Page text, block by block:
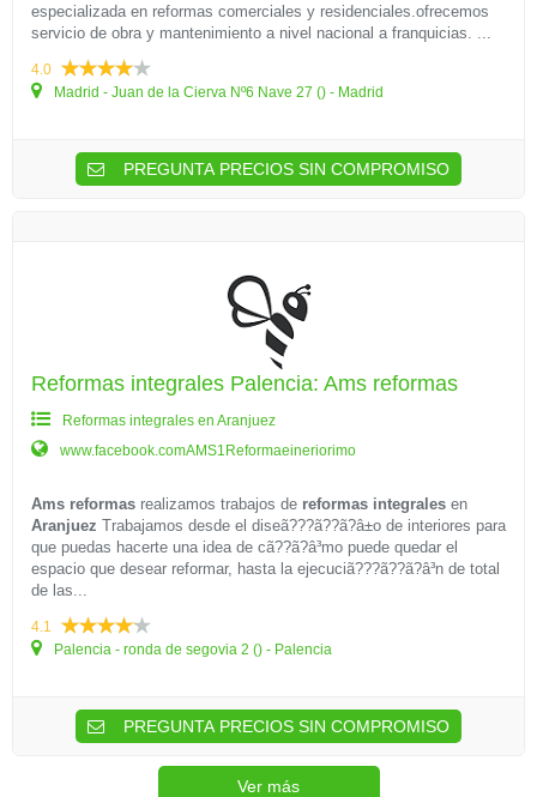
especializada en reformas comerciales y residenciales.ofrecemos
servicio de obra y mantenimiento a nivel nacional a franquicias. ...
4.0
Madrid - Juan de la Cierva Nº6 Nave 27 () - Madrid
PREGUNTA PRECIOS SIN COMPROMISO
Reformas integrales Palencia: Ams reformas
Reformas integrales en Aranjuez
www.facebook.comAMS1Reformaeineriorimo
Ams reformas realizamos trabajos de reformas integrales en
Aranjuez Trabajamos desde el diseã???ã??ã?â±o de interiores para
que puedas hacerte una idea de cã??ã?â³mo puede quedar el
espacio que desear reformar, hasta la ejecuciã???ã??ã?â³n de total
de las...
4.1
Palencia - ronda de segovia 2 () - Palencia
PREGUNTA PRECIOS SIN COMPROMISO
Ver más